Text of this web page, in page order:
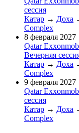
сессия
Катар → Доха
Complex
8 февраля 2027
Qatar
Вечерняя
Катар → Доха
Complex
9 февраля 2027
Qatar
сессия
Катар → Доха
Complex